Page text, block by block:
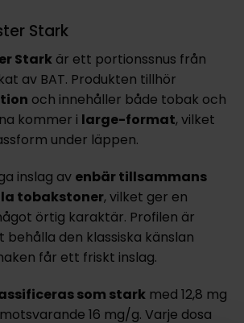
Stark
Starkär ett portionssnus från
av BAT. Produkten tillhör
och innehåller både tobak och
kommer i large-format, vilket
under läppen.
inslag av enbär tillsammans
tobakstoner, vilket ger en
örtig karaktär. Profilen är
den klassiska känslan
får ett friskt inslag.
som starkmed 12,8 mg
16 mg/g. Varje dosa